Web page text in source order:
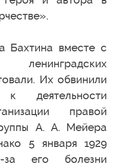
Бахтина вместе с
Их обвинили
деятельности
правой
А. А. Мейера
5 января 1929
за его болезни